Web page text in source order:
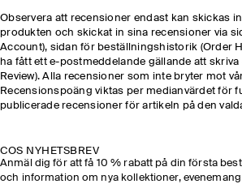
Observera att recensioner endast kan skickas
produkten och skickat in sina recensioner via
Account), sidan för beställningshistorik (Order
ha fått ett e-postmeddelande gällande att skriva
Review). Alla recensioner som inte bryter mot
Recensionspoäng viktas per medianvärdet för
publicerade recensioner för artikeln på den
COS NYHETSBREV
Anmäl dig för att få 10 % rabatt på din första
och information om nya kollektioner,